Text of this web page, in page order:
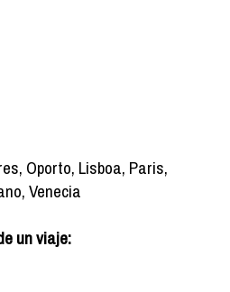
Oporto, Lisboa, Paris,
Venecia
un viaje: